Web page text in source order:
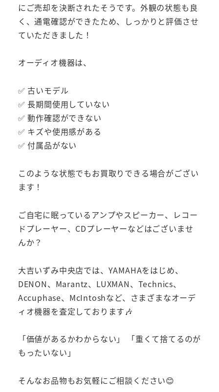
にご売却を決断されたそうです。外観の状態も良
く、通電確認ができたため、しっかりと評価させ
ていただきました！
オーディオ機器は、
✅ 古いモデル
✅ 長期間使用していない
✅ 動作確認ができない
✅ キズや使用感がある
✅ 付属品がない
このような状態でもお買取りできる場合がござい
ます！
ご自宅に眠っているアンプやスピーカー、レコー
ドプレーヤー、CDプレーヤーなどはございませ
んか？
大吉いずみ中央店では、YAMAHAをはじめ、
DENON、Marantz、LUXMAN、Technics、
Accuphase、McIntoshなど、さまざまなオーデ
ィオ機器を査定しております🎶
「価値があるかわからない」 「重くて捨てるのが
もったいない」
そんなお品物もお気軽にご相談ください😊